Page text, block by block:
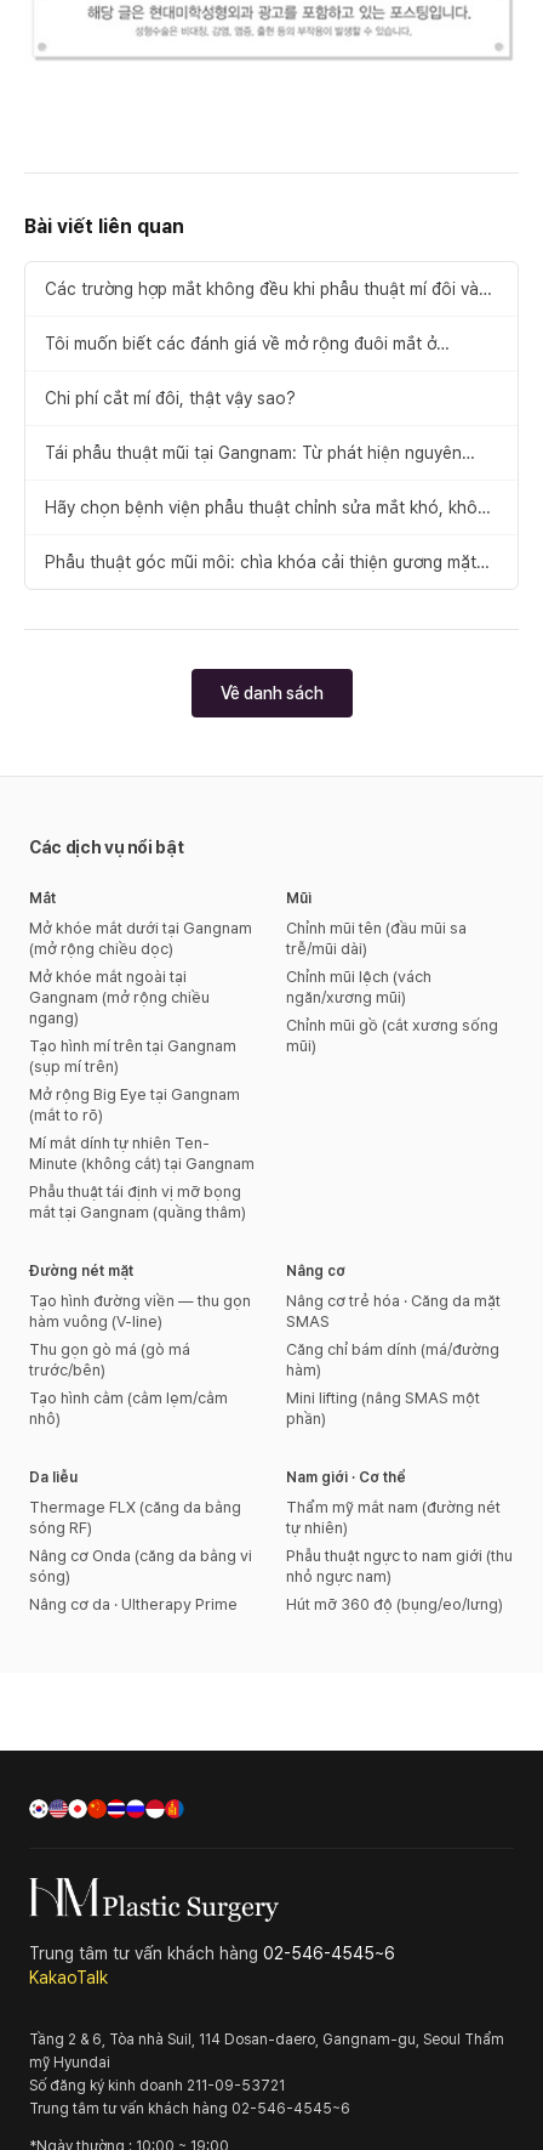
Bài viết liên quan
Các trường hợp mắt không đều khi phẫu thuật mí đôi và
Tôi muốn biết các đánh giá về mở rộng đuôi mắt ở
Chi phí cắt mí đôi, thật vậy sao?
Tái phẫu thuật mũi tại Gangnam: Từ phát hiện nguyên
Hãy chọn bệnh viện phẫu thuật chỉnh sửa mắt khó, không
Phẫu thuật góc mũi môi: chìa khóa cải thiện gương mặt
cân đối
Về danh sách
Các dịch vụ nổi bật
Mắt
Mở khóe mắt dưới tại Gangnam
(mở rộng chiều dọc)
Mở khóe mắt ngoài tại
Gangnam (mở rộng chiều
ngang)
Tạo hình mí trên tại Gangnam
(sụp mí trên)
Mở rộng Big Eye tại Gangnam
(mắt to rõ)
Mí mắt dính tự nhiên Ten-
Minute (không cắt) tại Gangnam
Phẫu thuật tái định vị mỡ bọng
mắt tại Gangnam (quầng thâm)
Mũi
Chỉnh mũi tên (đầu mũi sa
trễ/mũi dài)
Chỉnh mũi lệch (vách
ngăn/xương mũi)
Chỉnh mũi gồ (cắt xương sống
mũi)
Đường nét mặt
Tạo hình đường viền — thu gọn
hàm vuông (V-line)
Thu gọn gò má (gò má
trước/bên)
Tạo hình cằm (cằm lẹm/cằm
nhô)
Nâng cơ
Nâng cơ trẻ hóa · Căng da mặt
SMAS
Căng chỉ bám dính (má/đường
hàm)
Mini lifting (nâng SMAS một
phần)
Da liễu
Thermage FLX (căng da bằng
sóng RF)
Nâng cơ Onda (căng da bằng vi
sóng)
Nâng cơ da · Ultherapy Prime
Nam giới · Cơ thể
Thẩm mỹ mắt nam (đường nét
tự nhiên)
Phẫu thuật ngực to nam giới (thu
nhỏ ngực nam)
Hút mỡ 360 độ (bụng/eo/lưng)
Trung tâm tư vấn khách hàng 02-546-4545~6
KakaoTalk
Tầng 2 & 6, Tòa nhà Suil, 114 Dosan-daero, Gangnam-gu, Seoul Thẩm
mỹ Hyundai
Số đăng ký kinh doanh 211-09-53721
Trung tâm tư vấn khách hàng 02-546-4545~6
*Ngày thường : 10:00 ~ 19:00